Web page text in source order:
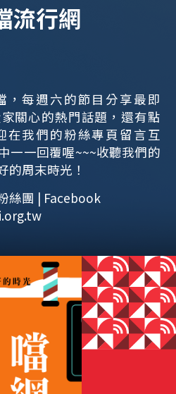
流行網
，每週六的節目分享最即
關心的熱門話題，還有點
在我們的粉絲專頁留言互
一一回覆喔~~~收聽我們的
的周末時光！
絲團 | Facebook